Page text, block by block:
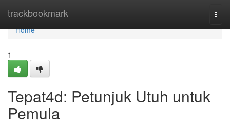
trackbookmark
Home
Home
1
Tepat4d: Petunjuk Utuh untuk
Pemula